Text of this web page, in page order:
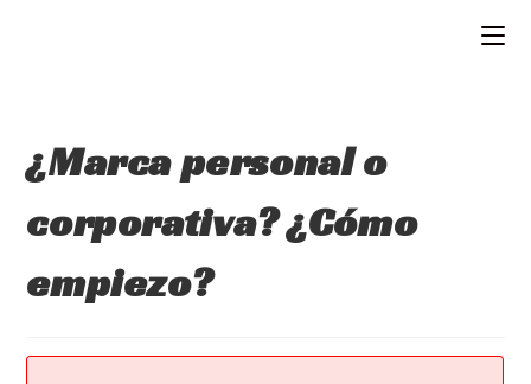
¿Marca personal o
corporativa? ¿Cómo
empiezo?